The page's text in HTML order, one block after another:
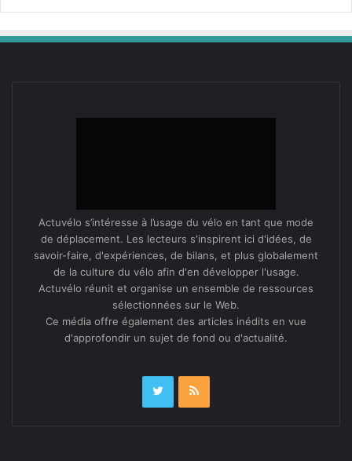
Actuvélo s’intéresse à l’usage du vélo en tant que mode
de déplacement. Les lecteurs s'inspirent ici d'idées, de
savoir-faire, d'expériences, de bilans, et plus globalement
de la culture du vélo afin d'en développer l'usage.
Actuvélo réunit et organise un ensemble de ressources
sélectionnées sur le Web.
Ce média offre également des articles inédits en vue
d'approfondir un sujet de fond ou d'actualité.